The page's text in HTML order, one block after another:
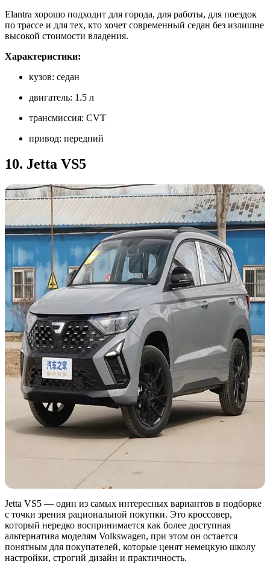
Elantra хорошо подходит для города, для работы, для поездок
по трассе и для тех, кто хочет современный седан без излишне
высокой стоимости владения.
Характеристики:
кузов: седан
двигатель: 1.5 л
трансмиссия: CVT
привод: передний
10. Jetta VS5
Jetta VS5 — один из самых интересных вариантов в подборке
с точки зрения рациональной покупки. Это кроссовер,
который нередко воспринимается как более доступная
альтернатива моделям Volkswagen, при этом он остается
понятным для покупателей, которые ценят немецкую школу
настройки, строгий дизайн и практичность.